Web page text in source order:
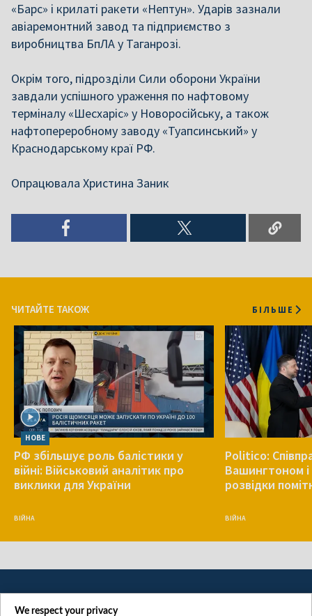
«Барс» і крилаті ракети «Нептун». Ударів зазнали
авіаремонтний завод та підприємство з
виробництва БпЛА у Таганрозі.
Окрім того, підрозділи Сили оборони України
завдали успішного ураження по нафтовому
терміналу «Шесхаріс» у Новоросійську, а також
нафтопереробному заводу «Туапсинський» у
Краснодарському краї РФ.
Опрацювала Христина Заник
ЧИТАЙТЕ ТАКОЖ БІЛЬШЕ
НОВЕ
РФ збільшує роль балістики у
війні: Військовий аналітик про
виклики для України
ВІЙНА
Politico:
Вашингтоном
розвідки
ВІЙНА
We respect your privacy